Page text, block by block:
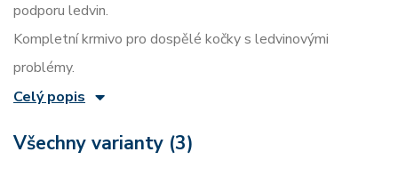
podporu ledvin.
Kompletní krmivo pro dospělé kočky s ledvinovými
problémy.
Celý popis
Všechny varianty (3)